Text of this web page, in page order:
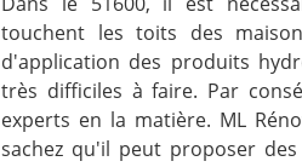
touchent les toits des
d'application des produits
très difficiles à faire. Par
experts en la matière. ML
sachez qu'il peut proposer